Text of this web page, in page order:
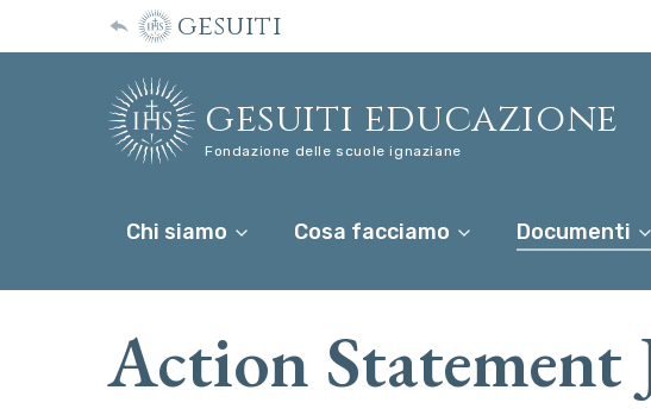
gesuiti
gesuiti educazione
Fondazione delle scuole ignaziane
Chi siamo Cosa facciamo Documenti
Action Statement